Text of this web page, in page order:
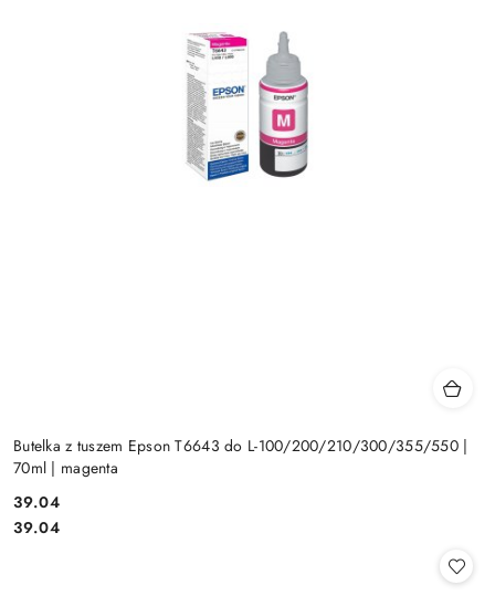
Butelka z tuszem Epson T6643 do L-100/200/210/300/355/550 |
70ml | magenta
Cena:
39.04
Cena:
39.04